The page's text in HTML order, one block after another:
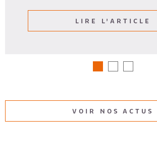
LIRE L'ARTICLE
VOIR NOS ACTUS